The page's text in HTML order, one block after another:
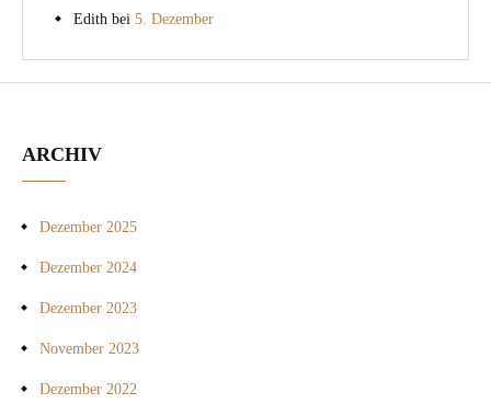
Edith bei 5. Dezember
ARCHIV
Dezember 2025
Dezember 2024
Dezember 2023
November 2023
Dezember 2022